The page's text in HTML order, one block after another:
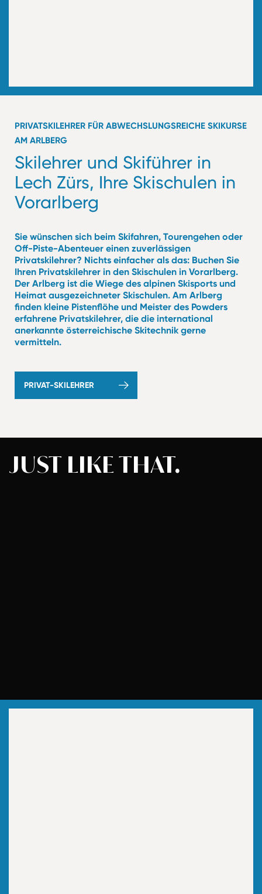
PRIVATSKILEHRER FÜR ABWECHSLUNGSREICHE SKIKURSE
AM ARLBERG
Skilehrer und Skiführer in
Lech Zürs, Ihre Skischulen in
Vorarlberg
Sie wünschen sich beim Skifahren, Tourengehen oder
Off-Piste-Abenteuer einen zuverlässigen
Privatskilehrer? Nichts einfacher als das: Buchen Sie
Ihren Privatskilehrer in den Skischulen in Vorarlberg.
Der Arlberg ist die Wiege des alpinen Skisports und
Heimat ausgezeichneter Skischulen. Am Arlberg
finden kleine Pistenflöhe und Meister des Powders
erfahrene Privatskilehrer, die die international
anerkannte österreichische Skitechnik gerne
vermitteln.
PRIVAT-SKILEHRER
JUST LIKETHAT.